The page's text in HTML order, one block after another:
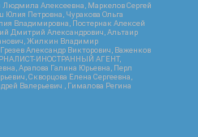
Людмила Алексеевна, Маркелов Сергей
Петровна, Чуракова Ольга
Владимировна, Постернак Алексей
Дмитрий Александрович, Альтаир
Жилкин Владимир
Александр Викторович, Важенков
ИНОСТРАННЫЙ АГЕНТ,
Арапова Галина Юрьевна, Перл
Скворцова Елена Сергеевна,
Валерьевич , Гималова Регина